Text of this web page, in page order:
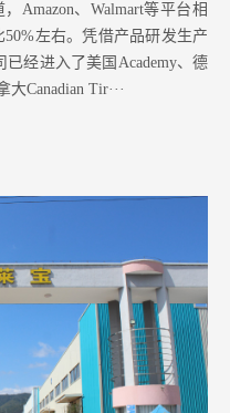
Amazon、Walmart等平台相
左右。凭借产品研发生产
经进入了美国Academy、德
Canadian Tir···